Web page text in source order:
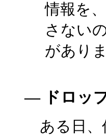
情報を
さない
があり
― ドロッ
ある日、